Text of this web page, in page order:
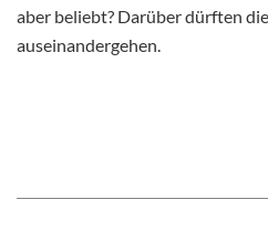
aber beliebt? Darüber dürften
auseinandergehen.